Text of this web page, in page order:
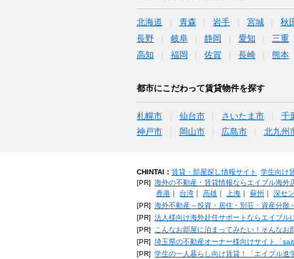
北海道 青森 岩手 宮城 秋
長野
岐阜 静岡 愛知 三重
高知
福岡 佐賀 長崎 熊本
都市にこだわって賃貸物件を探す
札幌市 仙台市 さいたま市 千
神戸市
岡山市 広島市 北九州
CHINTAI： 賃貸・部屋探し情報サイト 学生向け
[PR] 海外の不動産・賃貸情報ならエイブル海外
香港｜ 台湾｜ 高雄｜ 上海｜ 蘇州 深セン
[PR] 海外不動産～投資・居住・別荘・資産分散
[PR] 法人様向け海外赴任サポートならエイブル
[PR]
こんなお部屋に泊まってみたい！そんなお
[PR] 埼玉県の不動産オーナー様向けサイト「
[PR] 学生の一人暮らし向け賃貸！「エイブル進